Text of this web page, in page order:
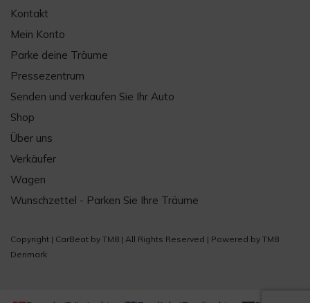
Kontakt
Mein Konto
Parke deine Träume
Pressezentrum
Senden und verkaufen Sie Ihr Auto
Shop
Über uns
Verkäufer
Wagen
Wunschzettel - Parken Sie Ihre Träume
Copyright | CarBeat by TM8 | All Rights Reserved | Powered by TM8
Denmark